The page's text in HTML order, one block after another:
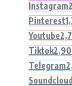
Instagram
Pinterest
Youtube
Tiktok
Telegram
Soundcloud